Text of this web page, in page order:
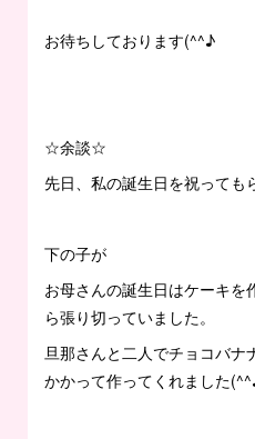
お待ちしております(^^♪
☆余談☆
先日、私の誕生日を祝っても
下の子が
お母さんの誕生日はケーキ
ら張り切っていました。
旦那さんと二人でチョコバナ
かかって作ってくれました